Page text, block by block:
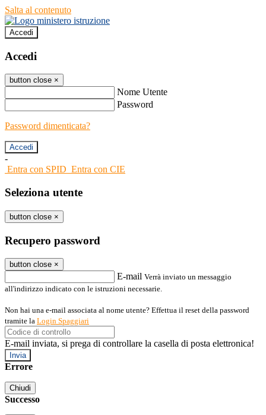
Salta al contenuto
Accedi
Accedi
button close ×
Nome Utente
Password
Password dimenticata?
-
Entra con SPID Entra con CIE
Seleziona utente
button close ×
Recupero password
button close ×
E-mail Verrà inviato un messaggio
all'indirizzo indicato con le istruzioni necessarie.
Non hai una e-mail associata al nome utente? Effettua il reset della password
tramite la Login Spaggiari
E-mail inviata, si prega di controllare la casella di posta elettronica!
Errore
Chiudi
Successo